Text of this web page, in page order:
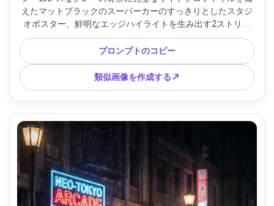
えたマットブラックのスーパーカーのすっきりとしたスタジ
オポスター、鮮明なエッジハイライトを生み出す2ストリッ
プのソフトボックス照明、豪華な編集外観、タイポグラフィ
のための寛大なマージンを備えた中央構成、シャープなフォ
ーカス、フォトリアルなペイントテクスチャ、最小限の影、
プレミアム製品写真スタイル、85mm f/4で撮影、ニュートラ
ルカラーグレーディング、印刷可能な垂直ポスターデザイン
--ar 4:5
プロンプトのコピー
類似画像を作成する↗